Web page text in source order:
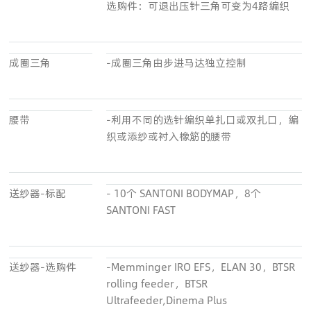
选购件：可退出压针三角可变为4路编织
成圈三角 -成圈三角由步进马达独立控制
腰带
-利用不同的选针编织单扎口或双扎口，编
织或添纱或衬入橡筋的腰带
送纱器-标配
- 10个 SANTONI BODYMAP，8个
SANTONI FAST
送纱器-选购件
-Memminger IRO EFS，ELAN 30，BTSR
rolling feeder，BTSR
Ultrafeeder,Dinema Plus